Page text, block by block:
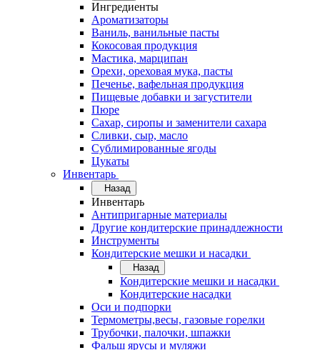
Ингредиенты
Ароматизаторы
Ваниль, ванильные пасты
Кокосовая продукция
Мастика, марципан
Орехи, ореховая мука, пасты
Печенье, вафельная продукция
Пищевые добавки и загустители
Пюре
Сахар, сиропы и заменители сахара
Сливки, сыр, масло
Сублимированные ягоды
Цукаты
Инвентарь
Назад
Инвентарь
Антипригарные материалы
Другие кондитерские принадлежности
Инструменты
Кондитерские мешки и насадки
Назад
Кондитерские мешки и насадки
Кондитерские насадки
Оси и подпорки
Термометры,весы, газовые горелки
Трубочки, палочки, шпажки
Фальш ярусы и муляжи